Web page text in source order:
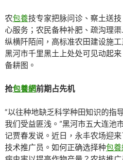
农包養技专家把脉问诊、察土送
心服务；农民备种补肥、疏沟理
纵横阡陌间，高标准农田建设施
黑河市千里黑土上处处可见动起
备耕图。
抢包養網前期占先机
“以往种地缺乏科学种田知识的指
我们受益匪浅。”黑河市五大连池
记贾春发说。近日，永丰农场迎
技术推广员。如何正确选择种包養